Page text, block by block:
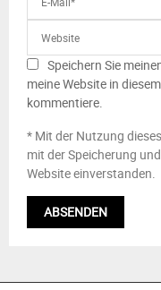
Speichern Sie
meine Website in
kommentiere.
* Mit der Nutzung
mit der Speicherung
Website einverstanden.